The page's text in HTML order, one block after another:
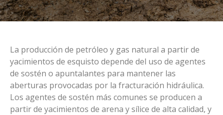
La producción de petróleo y gas natural a partir de
yacimientos de esquisto depende del uso de agentes
de sostén o apuntalantes para mantener las
aberturas provocadas por la fracturación hidráulica.
Los agentes de sostén más comunes se producen a
partir de yacimientos de arena y sílice de alta calidad, y